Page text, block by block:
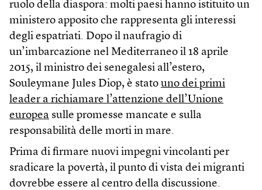
ruolo della diaspora: molti paesi hanno istituito un
ministero apposito che rappresenta gli interessi
degli espatriati. Dopo il naufragio di
un’imbarcazione nel Mediterraneo il 18 aprile
2015, il ministro dei senegalesi all’estero,
Souleymane Jules Diop, è stato uno dei primi
leader a richiamare l’attenzione dell’Unione
europea sulle promesse mancate e sulla
responsabilità delle morti in mare.
Prima di firmare nuovi impegni vincolanti per
sradicare la povertà, il punto di vista dei migranti
dovrebbe essere al centro della discussione.